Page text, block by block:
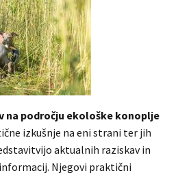
na področju ekološke konoplje
izkušnje na eni strani ter jih
aktualnih raziskav in
Njegovi praktični